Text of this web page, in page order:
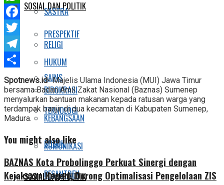
SOSIAL DAN POLITIK
PRESPEKTIF
HUKUM
BIROKRASI
KEBANGSAAN
KOMUNIKASI
PESANTREN
SASTRA
RELIGI
SAINS
TEKNOLOGI
SOSOK
SOSIAL DAN POLITIK
WhatsApp
Facebook
Twitter
Telegram
Share
Spotnews.id-Majelis Ulama Indonesia (MUI) Jawa Timur
bersama Badan Amil Zakat Nasional (Baznas) Sumenep
menyalurkan bantuan makanan kepada ratusan warga yang
terdampak banjir di dua kecamatan di Kabupaten Sumenep,
Madura.
You might also like
BAZNAS Kota Probolinggo Perkuat Sinergi dengan
Kejaksaan Negeri, Dorong Optimalisasi Pengelolaan ZIS